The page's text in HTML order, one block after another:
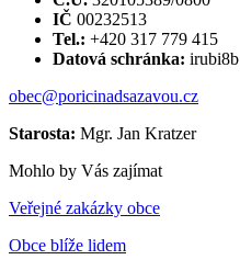
IČ 00232513
Tel.: +420 317 779 415
Datová schránka: irubi8b
obec@poricinadsazavou.cz
Starosta: Mgr. Jan Kratzer
Mohlo by Vás zajímat
Veřejné zakázky obce
Obce blíže lidem